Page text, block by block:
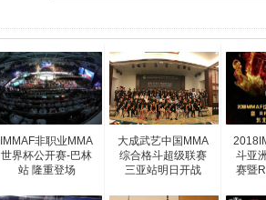
IMMAF非职业MMA
世界杯公开赛-巴林
站 隆重登场
大成武艺中国MMA
综合格斗超级联赛
三亚站明日开战
斗亚
赛暨